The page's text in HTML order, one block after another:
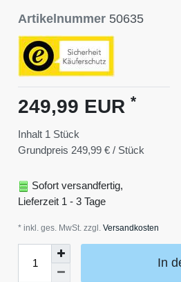
Artikelnummer 50635
249,99 EUR *
Inhalt 1 Stück
Grundpreis 249,99 € / Stück
Sofort versandfertig,
Lieferzeit 1 - 3 Tage
* inkl. ges. MwSt. zzgl. Versandkosten
In